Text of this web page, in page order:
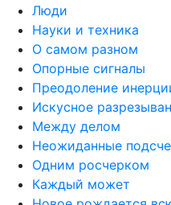
Люди
Науки и техника
О самом разном
Опорные сигналы
Преодоление
Искусное
Между делом
Неожиданные
Одним росчерком
Каждый может